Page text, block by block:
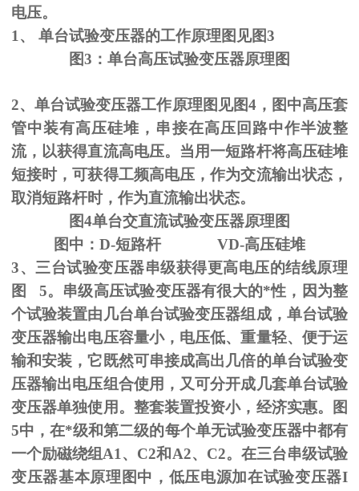
电压。
1、 单台试验变压器的工作原理图见图3
图3 ：单台高压试验变压器原理图
2、单台试验变压器工作原理图见图4 ，图中高压套
管中装有高压硅堆，串接在高压回路中作半波整
流，以获得直流高电压。当用一短路杆将高压硅堆
短接时，可获得工频高电压，作为交流输出状态，
取消短路杆时，作为直流输出状态。
图4单台交直流试验变压器原理图
图中： D-短路杆 VD-高压硅堆
3、三台试验变压器串级获得更高电压的结线原理
图 5。串级高压试验变压器有很大的*性，因为整
个试验装置由几台单台试验变压器组成，单台试验
变压器输出电压容量小，电压低、重量轻、便于运
输和安装，它既然可串接成高出几倍的单台试验变
压器输出电压组合使用，又可分开成几套单台试验
变压器单独使用。整套装置投资小，经济实惠。图
5中，在*级和第二级的每个单无试验变压器中都有
一个励磁绕组 A1 、 C2和 A2、 C2。在三台串级试验
变压器基本原理图中，低压电源加在试验变压器I